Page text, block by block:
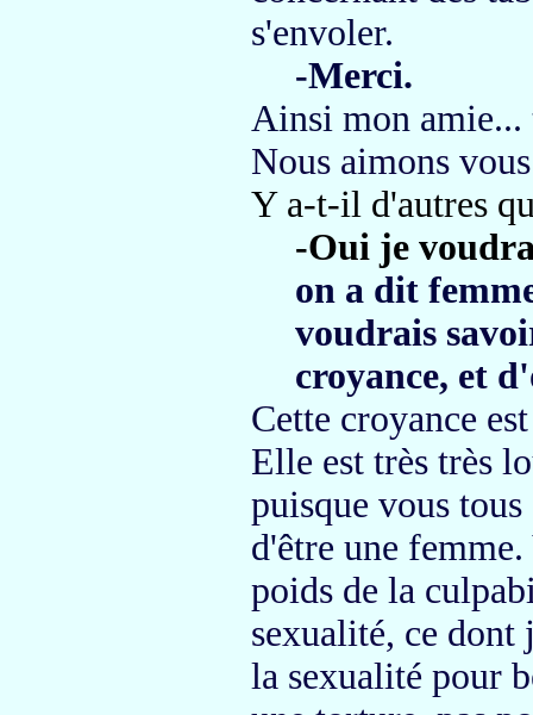
s'envoler.
-Merci.
Ainsi mon
Nous aimons
Y a-t-il d'autres
-Oui je
on a dit
voudrais
croyance, et
Cette croyance
Elle est très très
puisque vous
d'être une femme.
poids de la
sexualité, ce dont
la sexualité pour